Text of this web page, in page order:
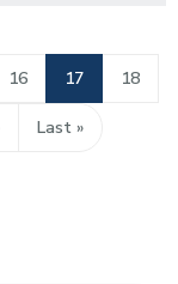
16 17 18
Last »